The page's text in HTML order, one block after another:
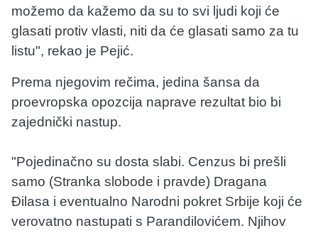
možemo da kažemo da su to svi ljudi koji će
glasati protiv vlasti, niti da će glasati samo za tu
listu", rekao je Pejić.
Prema njegovim rečima, jedina šansa da
proevropska opozcija naprave rezultat bio bi
zajednički nastup.
"Pojedinačno su dosta slabi. Cenzus bi prešli
samo (Stranka slobode i pravde) Dragana
Đilasa i eventualno Narodni pokret Srbije koji će
verovatno nastupati s Parandilovićem. Njihov